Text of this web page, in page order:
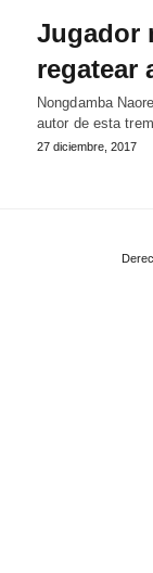
Jugador
regatear
Nongdamba
autor de esta
27 diciembre, 2017